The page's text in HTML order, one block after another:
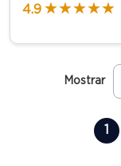
4.9 ★★★★★
★★★★★
Mostrar
1